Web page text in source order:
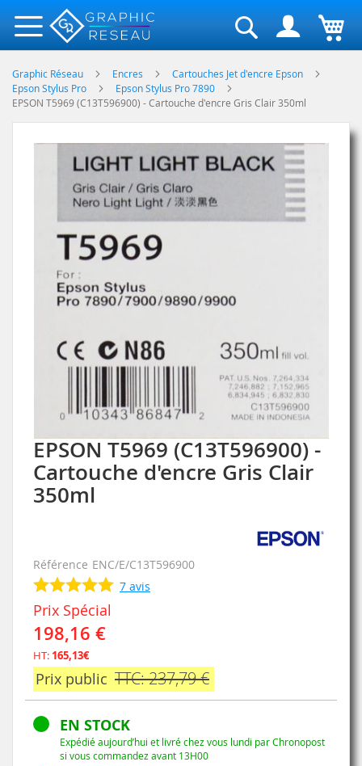
Rechercher
Graphic Réseau Encres
Cartouches Jet d'encre Epson
Epson Stylus Pro
Epson Stylus Pro 7890
EPSON T5969 (C13T596900) - Cartouche d'encre Gris Clair 350ml
EPSON T5969 (C13T596900) -
Cartouche d'encre Gris Clair
350ml
Référence ENC/E/C13T596900
7 avis
Prix Spécial
198,16 €
HT: 165,13€
Prix public TTC: 237,79 €
EN STOCK
Expédié aujourd’hui et livré chez vous lundi par Chronopost
si vous commandez avant 13H00
gallery
Skip
to
the
beginning
gallery